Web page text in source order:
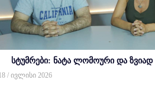
სტუმრები: ნატა ლომოური და ზვიად
/ ივლისი 2026